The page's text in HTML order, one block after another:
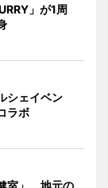
」が1周
シェイベン
ラボ